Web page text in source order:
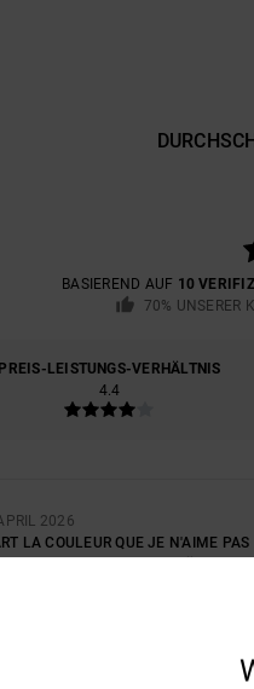
BASIEREND AUF 10
70% UNSERER
PREIS-LEISTUNGS-VERHÄLTNIS
4.4
2026
LA COULEUR QUE JE N'AIME